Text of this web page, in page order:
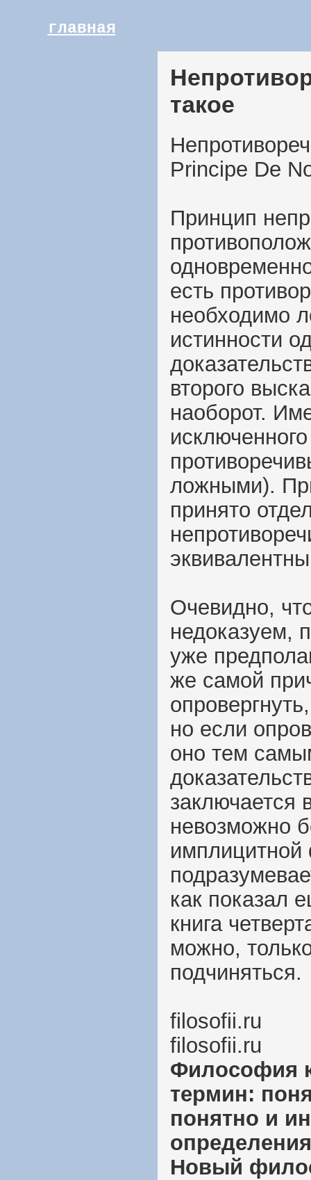
главная
такое
Principe De
Принцип
есть
необходимо
истинности
второго
наоборот.
ложными).
принято
Очевидно,
недоказуем,
уже
же самой
но если
оно тем
заключается
невозможно
имплицитной
как показал
книга
можно,
подчиняться.
filosofii.ru
filosofii.ru
Философия
термин:
понятно и
Новый